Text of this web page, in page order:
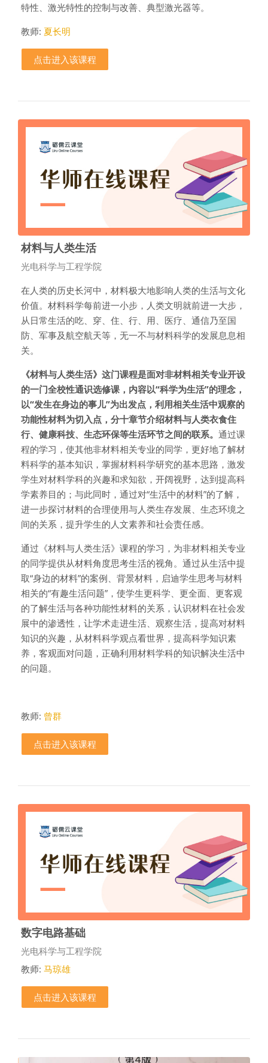
特性、激光特性的控制与改善、典型激光器等。
教师: 夏长明
点击进入该课程
材料与人类生活
课程类别
光电科学与工程学院
在人类的历史长河中，材料极大地影响人类的生活与文化
价值。材料科学每前进一小步，人类文明就前进一大步，
从日常生活的吃、穿、住、行、用、医疗、通信乃至国
防、军事及航空航天等，无一不与材料科学的发展息息相
关。
《材料与人类生活》这门课程是面对非材料相关专业开设
的一门全校性通识选修课，内容以“科学为生活”的理念，
以“发生在身边的事儿”为出发点， 利用相关生活中观察的
功能性材料为切入点，分十章节介绍材料与人类衣食住
行、健康科技、生态环保等生活环节之间的联系。 通过课
程的学习，使其他非材料相关专业的同学，更好地了解材
料科学的基本知识，掌握材料科学研究的基本思路，激发
学生对材料学科的兴趣和求知欲，开阔视野，达到提高科
学素养目的；与此同时，通过对“生活中的材料”的了解，
进一步探讨材料的合理使用与人类生存发展、生态环境之
间的关系，提升学生的人文素养和社会责任感。
通过《材料与人类生活》课程的学习，为非材料相关专业
的同学提供从材料角度思考生活的视角。通过从生活中提
取“身边的材料”的案例、背景材料，启迪学生思考与材料
相关的“有趣生活问题”，使学生更科学、更全面、更客观
的了解生活与各种功能性材料的关系，认识材料在社会发
展中的渗透性，让学术走进生活、观察生活，提高对材料
知识的兴趣，从材料科学观点看世界，提高科学知识素
养，客观面对问题，正确利用材料学科的知识解决生活中
的问题。
教师: 曾群
点击进入该课程
数字电路基础
课程类别
光电科学与工程学院
教师: 马琼雄
点击进入该课程